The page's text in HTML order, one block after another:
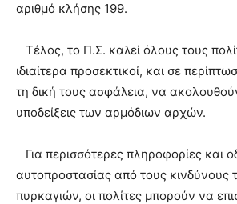
αριθμό κλήσης 199.
Τέλος, το Π.Σ. καλεί όλους τους
ιδιαίτερα προσεκτικοί, και σε
τη δική τους ασφάλεια, να
υποδείξεις των αρμόδιων αρχών.
Για περισσότερες πληροφορίες και
αυτοπροστασίας από τους κινδύνους
πυρκαγιών, οι πολίτες μπορούν να